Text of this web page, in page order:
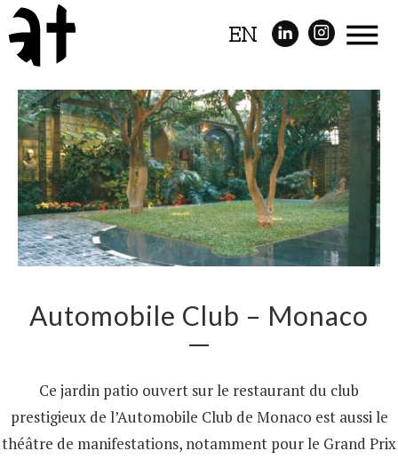
EN
Automobile Club – Monaco
Ce jardin patio ouvert sur le restaurant du club
prestigieux de l’Automobile Club de Monaco est aussi le
théâtre de manifestations, notamment pour le Grand Prix